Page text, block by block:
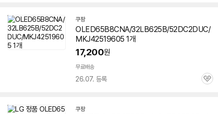
쿠팡
OLED65B8CNA/32LB625B/52DC2DUC/
MKJ42519605 1개
17,200원
무료배송
26.07. 등록
관
쿠팡